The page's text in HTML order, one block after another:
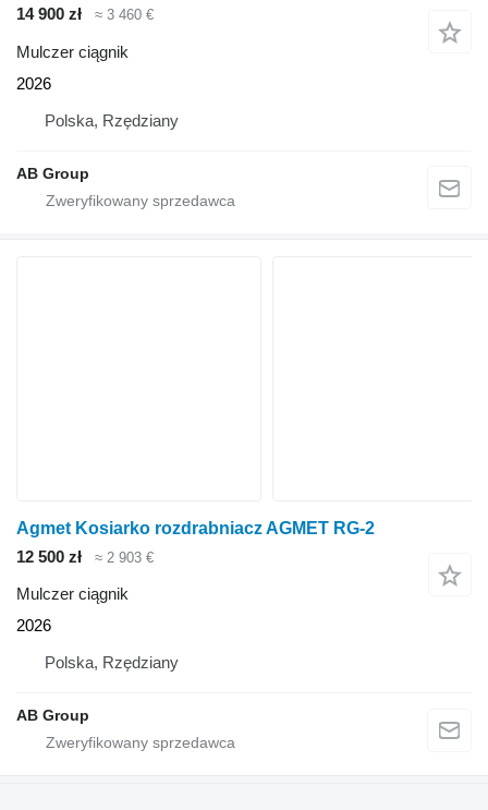
14 900 zł
≈ 3 460 €
Mulczer ciągnik
2026
Polska, Rzędziany
AB Group
Agmet Kosiarko rozdrabniacz AGMET RG-2
12 500 zł
≈ 2 903 €
Mulczer ciągnik
2026
Polska, Rzędziany
AB Group